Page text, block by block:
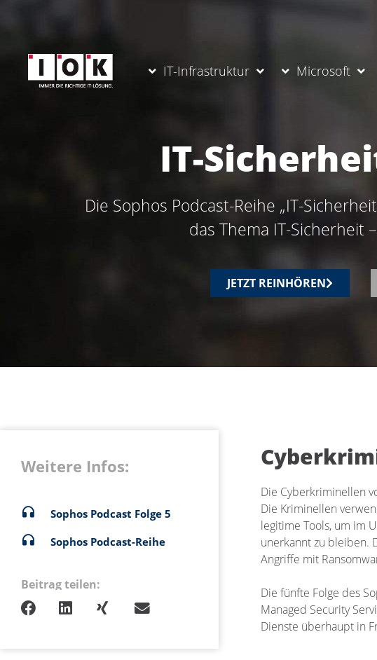
IT-Infrastruktur Microsoft
IT-
Die Sophos Podcast-Reihe „IT-
das Thema IT-Sicherheit
JETZT REINHÖREN
Weitere Infos:
Sophos Podcast Folge 5
Sophos Podcast-Reihe
Beitrag teilen:
Die Cyberkriminellen
Die Kriminellen
legitime Tools, um im
unerkannt zu bleiben.
Angriffe mit
Die fünfte Folge des
Managed Security
Dienste überhaupt in